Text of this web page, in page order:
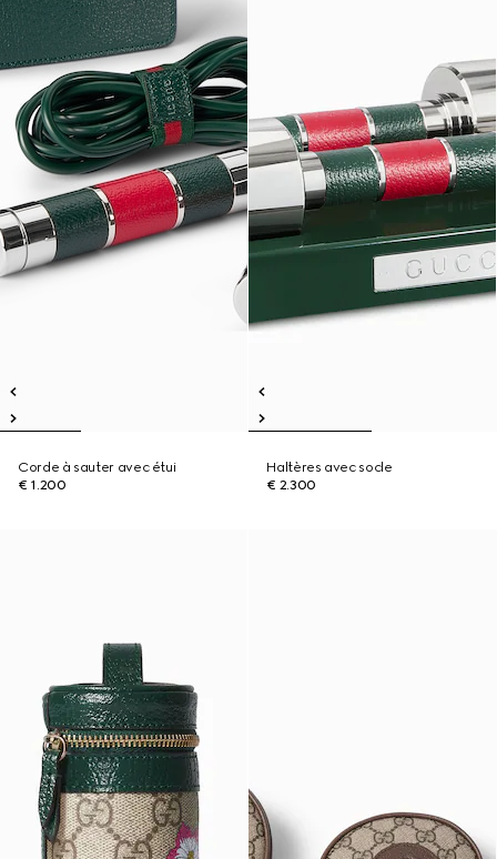
Corde à sauter avec étui
€ 1.200
Haltères avec socle
€ 2.300